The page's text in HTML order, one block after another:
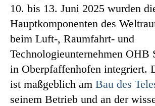
10. bis 13. Juni 2025 wurden
Hauptkomponenten des
beim Luft-, Raumfahrt- und
Technologieunternehmen OHB
in Oberpfaffenhofen integriert.
ist maßgeblich am Bau des
seinem Betrieb und an der